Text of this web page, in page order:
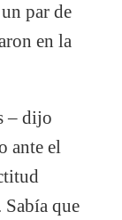
par de
en la
– dijo
ante el
que